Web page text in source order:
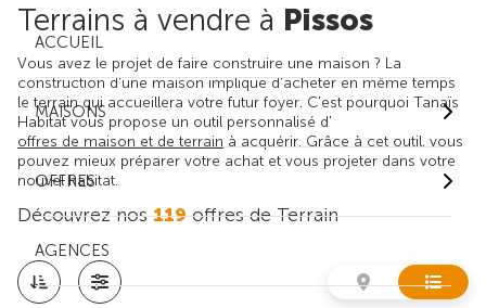
ACCUEIL
MAISONS
OFFRES
AGENCES
Terrains à vendre à Pissos
Vous avez le projet de faire construire une maison ? La
construction d'une maison implique d'acheter en même temps
le terrain qui accueillera votre futur foyer. C'est pourquoi Tanaïs
Habitat vous propose un outil personnalisé d'
offres de maison et de terrain à acquérir. Grâce à cet outil, vous
pouvez mieux préparer votre achat et vous projeter dans votre
nouvel habitat.
Découvrez nos119offres de Terrain